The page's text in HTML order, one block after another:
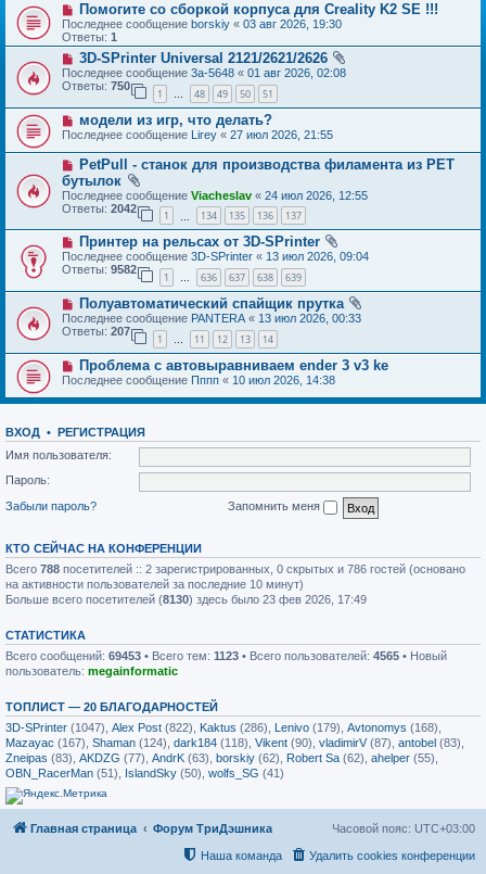
Помогите со сборкой корпуса для Creality K2 SE !!!
Последнее сообщение borskiy « 03 авг 2026, 19:30
Ответы: 1
3D-SPrinter Universal 2121/2621/2626
Последнее сообщение 3a-5648 « 01 авг 2026, 02:08
Ответы: 750
1 … 48 49 50 51
модели из игр, что делать?
Последнее сообщение Lirey « 27 июл 2026, 21:55
PetPull - cтанок для производства филамента из PET
бутылок
Последнее сообщение Viacheslav « 24 июл 2026, 12:55
Ответы: 2042
1 134 135 136 137
Принтер на рельсах от 3D-SPrinter
Последнее сообщение 3D-SPrinter « 13 июл 2026, 09:04
Ответы: 9582
1 … 636 637 638 639
Полуавтоматический спайщик прутка
Последнее сообщение PANTERA « 13 июл 2026, 00:33
Ответы: 207
1 … 11 12 13 14
Проблема с автовыравниваем ender 3 v3 ke
Последнее сообщение Пппп « 10 июл 2026, 14:38
ВХОД • РЕГИСТРАЦИЯ
Имя пользователя:
Пароль:
Забыли пароль?
Запомнить меня
КТО СЕЙЧАС НА КОНФЕРЕНЦИИ
Всего 788 посетителей :: 2 зарегистрированных, 0 скрытых и 786 гостей (основано
на активности пользователей за последние 10 минут)
Больше всего посетителей (8130) здесь было 23 фев 2026, 17:49
СТАТИСТИКА
Всего сообщений: 69453 • Всего тем: 1123 • Всего пользователей: 4565 • Новый
пользователь: megainformatic
ТОПЛИСТ — 20 БЛАГОДАРНОСТЕЙ
3D-SPrinter (1047), Alex Post (822), Kaktus (286), Lenivo (179), Avtonomys (168),
Mazayac (167), Shaman (124), dark184 (118), Vikent (90), vladimirV(87), antobel (83),
Zneipas (83), AKDZG (77), AndrK (63), borskiy (62), Robert Sa (62), ahelper (55),
OBN_RacerMan (51), IslandSky (50), wolfs_SG (41)
Главная страница Форум ТриДэшника Часовой пояс: UTC+03:00
Удалить cookies конференции
Наша команда